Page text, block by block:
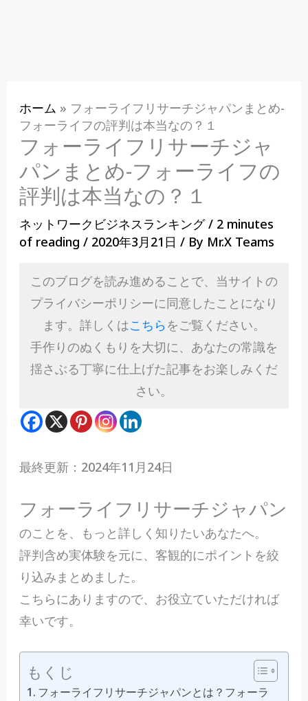
ホーム » フォーライフリサーチジャパンまとめ-
フォーライフの評判は本当なの？１
フォーライフリサーチジャ
パンまとめ-フォーライフの
評判は本当なの？１
ネットワークビジネスランキング/ 2 minutes
of reading / 2020年3月21日 / By Mr.X Teams
このブログを読み進めることで、当サイトの
プライバシーポリシーに同意したことになり
ます。詳しくはこちら をご覧ください。
手作りのぬくもりを大切に、あなたの常識を
揺さぶる丁寧に仕上げた記事をお楽しみくだ
さい。
最終更新：2024年11月24日
フォーライフリサーチジャパン
のことを、もっと詳しく知りたいあなたへ。
評判含め実体験を元に、客観的にポイントを絞
り込みまとめました。
こちらにありますので、お役立ていただければ
幸いです。
もくじ
フォーライフリサーチジャパンとは？フォーラ